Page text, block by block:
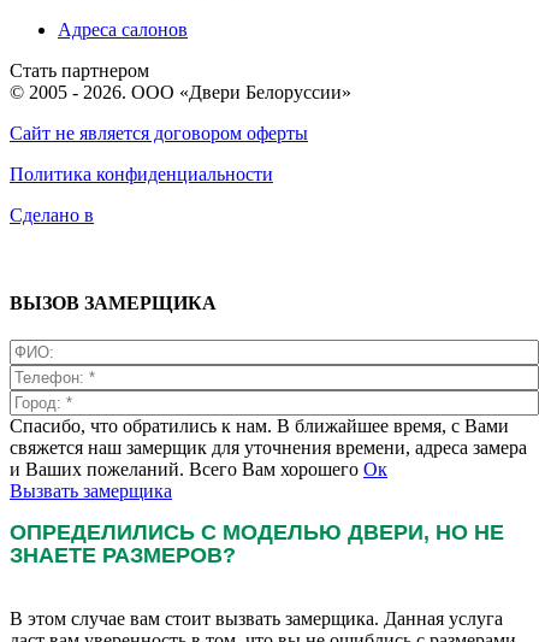
Адреса салонов
Стать партнером
© 2005 - 2026. ООО «Двери Белоруссии»
Сайт не является договором оферты
Политика конфиденциальности
Сделано в
ВЫЗОВ ЗАМЕРЩИКА
Спасибо, что обратились к нам. В ближайшее время, с Вами
свяжется наш замерщик для уточнения времени, адреса замера
и Ваших пожеланий. Всего Вам хорошего Ок
Вызвать замерщика
ОПРЕДЕЛИЛИСЬ С МОДЕЛЬЮ ДВЕРИ, НО НЕ
ЗНАЕТЕ РАЗМЕРОВ?
В этом случае вам стоит вызвать замерщика. Данная услуга